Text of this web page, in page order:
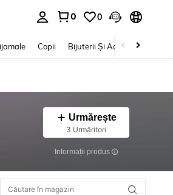
0 0
Copii Bijuterii Și Accesorii
Urmărește
3 Urmăritori
Informații produs